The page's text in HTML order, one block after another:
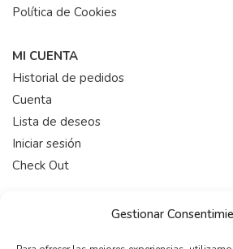
Gestionar
Política de Cookies
MI CUENTA
Historial de pedidos
Cuenta
Lista de deseos
Iniciar sesión
Check Out